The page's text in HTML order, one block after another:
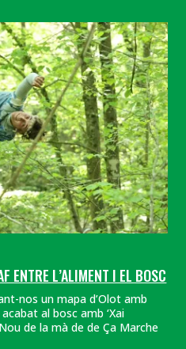
ENTRE L’ALIMENT I EL BOSC
nos un mapa d’Olot amb
al bosc amb ‘Xai
de la mà de de Ça Marche